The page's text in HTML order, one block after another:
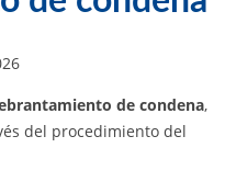
de condena,
del procedimiento del